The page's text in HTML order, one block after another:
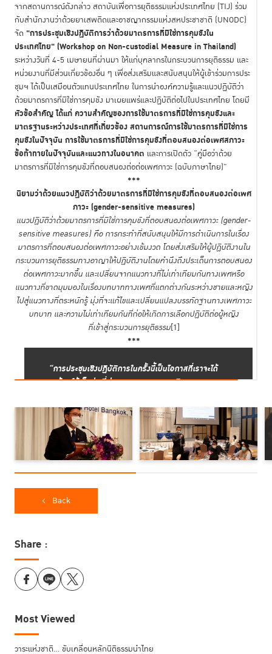
จากสถานการณ์ดังกล่าว สถาบันเพื่อการยุติธรรมแห่งประเทศไทย (TIJ) ร่วม
กับสำนักงานว่าด้วยยาเสพติดและอาชญากรรมแห่งสหประชาชาติ (UNODC)
จัด "การประชุมเชิงปฏิบัติการว่าด้วยมาตรการที่มิใช่การคุมขังใน
ประเทศไทย" (Workshop on Non-custodial Measure in Thailand)
ระหว่างวันที่ 4-5 เมษายนที่ผ่านมา ให้แก่บุคลากรในกระบวนการยุติธรรม และ
หน่วยงานที่มีส่วนเกี่ยวข้องอื่น ๆ เพื่อส่งเสริมและสนับสนุนให้ผู้เข้าร่วมการประ
ชุมฯ ได้เป็นเสมือนตัวแทนประเทศไทย ในการนำองค์ความรู้และแนวปฏิบัติว่า
ด้วยมาตรการที่มิใช่การคุมขัง มาเผยแพร่และปฏิบัติต่อไปในประเทศไทย โดยมี
หัวข้อสำคัญ ได้แก่ ความสำคัญของการใช้มาตรการที่มิใช่การคุมขังและ
มาตรฐานระหว่างประเทศที่เกี่ยวข้อง สถานการณ์การใช้มาตรการที่มิใช่การ
คุมขังในปัจจุบัน การใช้มาตรการที่มิใช่การคุมขังที่ตอบสนองต่อเพศสภาวะ
ข้อท้าทายในปัจจุบันและแนวทางในอนาคต และการเปิดตัว “คู่มือว่าด้วย
มาตรการที่มิใช่การคุมขังที่ตอบสนองต่อต่อเพศภาวะ (ฉบับภาษาไทย)”
***
นิยามว่าด้วยแนวปฏิบัติว่าด้วยมาตรการที่มิใช่การคุมขังที่ตอบสนองต่อเพศ
ภาวะ (gender-sensitive measures)
แนวปฏิบัติว่าด้วยมาตรการที่มิใช่การคุมขังที่ตอบสนองต่อเพศภาวะ (gender-
sensitive measures) คือ การกระทำที่สนับสนุนให้มีการดำเนินการในเรื่อง
มาตรการที่ตอบสนองต่อเพศภาวะอย่างเข้มงวด โดยส่งเสริมให้ผู้ปฏิบัติงานใน
กระบวนการยุติธรรมทางอาญาให้ปฏิบัติงานโดยคำนึงถึงประเด็นการตอบสนอง
ต่อเพศภาวะมากขึ้น และเปลี่ยนจากแนวทางที่ไม่เท่าเทียมกันทางเพศหรือ
แนวทางที่ขาดมุมมองในเรื่องบทบาททางเพศที่แตกต่างกันระหว่างชายและหญิง
ไปสู่แนวทางที่ตระหนักรู้ มุ่งที่จะแก้ไขและเปลี่ยนแปลงบรรทัดฐานทางเพศภาวะ
บทบาท และความไม่เท่าเทียมกันที่ก่อให้เกิดการเลือกปฏิบัติต่อผู้หญิง
ที่เข้าสู่กระบวนการยุติธรรม[1]
***
“การประชุมเชิงปฏิบัติการในครั้งนี้เป็นโอกาสที่เราจะได้
สะท้อนให้เห็นว่า ที่ผ่านมา กระบวนการยุติธรรมทางอาญา
ต้องประสบปัญหาความแออัดดังเช่นปัจจุบัน การลงทุนใน
การนำมาตรการที่มิใช่การคุมขังมาใช้จะช่วยให้กระบวนการ
ยุติธรรมอำนวยความยุติธรรมให้แก่ผู้คนได้อย่างมี
ประสิทธิภาพยิ่งขึ้น และนำไปสู่การบรรลุเป้าหมายการ
พัฒนาที่ยั่งยืนได้ในที่สุด”
Sven Pfeiffer ผู้แทนส่วนงานยุติธรรมจาก UNODC
Back
Share :
Most Viewed
วาระแห่งชาติ… ขับเคลื่อนหลักนิติธรรมนำไทย